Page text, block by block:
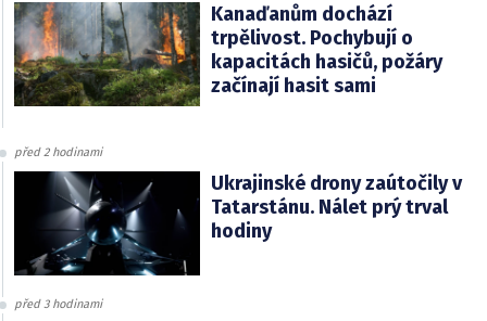
Kanaďanům dochází
trpělivost. Pochybují o
kapacitách hasičů, požáry
začínají hasit sami
před 2 hodinami
Ukrajinské drony zaútočily v
Tatarstánu. Nálet prý trval
hodiny
před 3 hodinami